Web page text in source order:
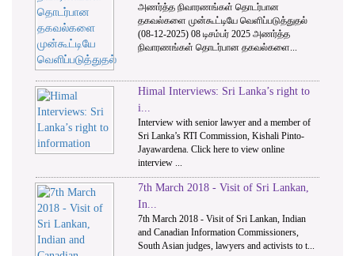
அணர்த்த நிவாரணங்கள் தொடர்பான
தகவல்களை முன்கூட்டியே வெளிப்படுத்துதல்
(08-12-2025) 08 டிசம்பர் 2025 அணர்த்த
நிவாரணங்கள் தொடர்பான தகவல்களை...
Himal Interviews: Sri Lanka’s right to
i...
Interview with senior lawyer and a member of
Sri Lanka’s RTI Commission, Kishali Pinto-
Jayawardena. Click here to view online
interview ...
7th March 2018 - Visit of Sri Lankan,
In...
7th March 2018 - Visit of Sri Lankan, Indian
and Canadian Information Commissioners,
South Asian judges, lawyers and activists to t...